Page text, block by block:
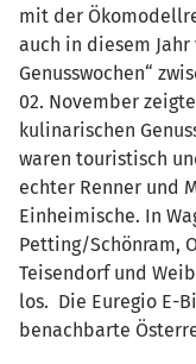
mit der
auch in diesem
Genusswochen“
02. November
kulinarischen
waren touristisch
echter Renner und
Einheimische. In
Petting/Schönram,
Teisendorf und
los. Die Euregio E-
benachbarte